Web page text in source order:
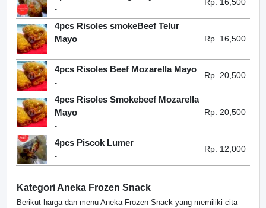
-
4pcs Risoles smokeBeef Telur
Mayo
-
Rp. 16,500
4pcs Risoles Beef Mozarella Mayo
-
Rp. 20,500
4pcs Risoles Smokebeef Mozarella
Mayo
-
Rp. 20,500
4pcs Piscok Lumer
-
Rp. 12,000
Kategori Aneka Frozen Snack
Berikut harga dan menu Aneka Frozen Snack yang memiliki cita